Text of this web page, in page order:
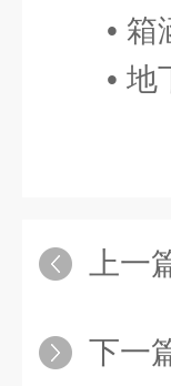
• 箱
• 地
上一
下一